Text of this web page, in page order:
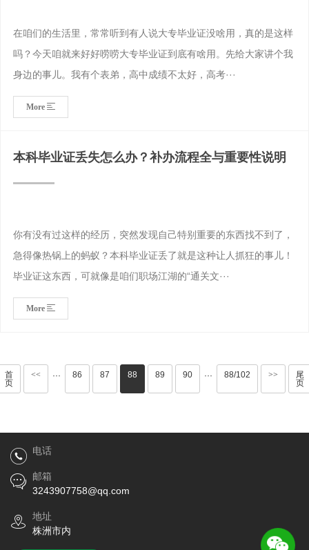
在咱们的生活里，常常听到有人说大专毕业证没啥用，真的是这样
吗？今天咱就来好好唠唠大专毕业证到底有啥用。先给大家讲个我
身边的事儿。我有个表弟，高中成绩不太好，高考···
More
本科毕业证丢失怎么办？补办流程全与重要性说明
你有没有过这样的经历，突然发现自己特别重要的东西找不到了，
急得像热锅上的蚂蚁？本科毕业证丢了就是这种让人抓狂的事儿！
毕业证这东西，可就像是咱们职场江湖的“通关文···
More
首
页
<< ··· 86 87 88 89 90 ··· 88/102 >>
尾
页
电话
邮箱
3243907758@qq.com
地址
株洲市内